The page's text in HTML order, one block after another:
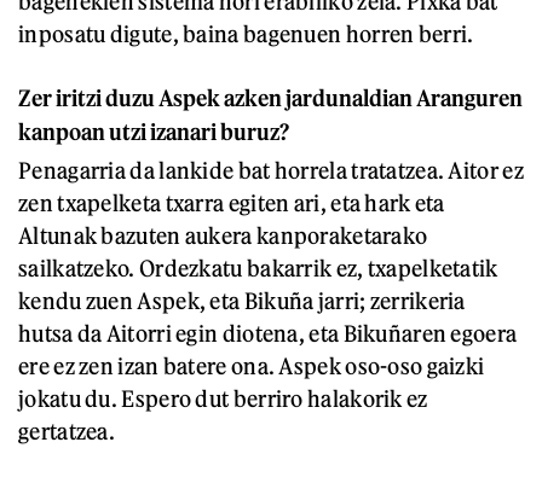
inposatu digute, baina bagenuen horren berri.
Zer iritzi duzu Aspek azken jardunaldian Aranguren
kanpoan utzi izanari buruz?
Penagarria da lankide bat horrela tratatzea. Aitor ez
zen txapelketa txarra egiten ari, eta hark eta
Altunak bazuten aukera kanporaketarako
sailkatzeko. Ordezkatu bakarrik ez, txapelketatik
kendu zuen Aspek, eta Bikuña jarri; zerrikeria
hutsa da Aitorri egin diotena, eta Bikuñaren egoera
ere ez zen izan batere ona. Aspek oso-oso gaizki
jokatu du. Espero dut berriro halakorik ez
gertatzea.